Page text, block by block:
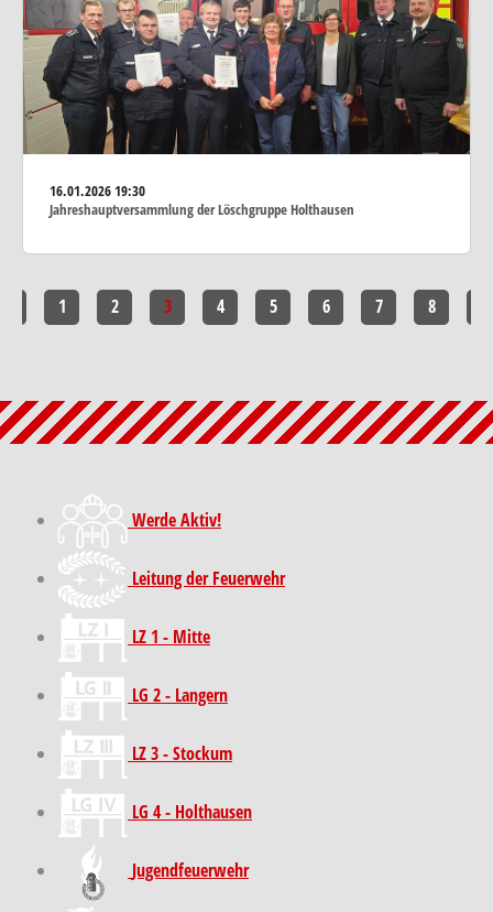
16.01.202619:30
Jahreshauptversammlung der Löschgruppe Holthausen
1 2 3 4 5 6 7 8
Werde Aktiv!
Leitung der Feuerwehr
LZ 1 - Mitte
LG 2 - Langern
LZ 3 - Stockum
LG 4 - Holthausen
Jugendfeuerwehr